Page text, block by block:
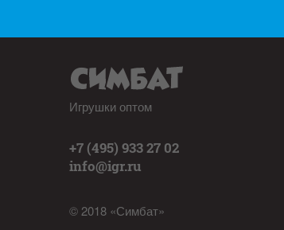
Игрушки оптом
+7 (495) 933 27 02
info@igr.ru
© 2018 «Симбат»